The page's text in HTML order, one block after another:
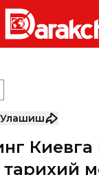
Улашиш
Киевга
тарихий